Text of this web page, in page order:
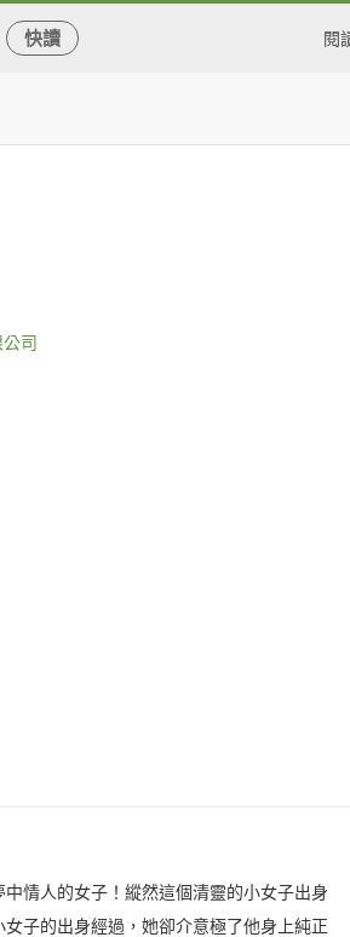
快讀 閱
司
情人的女子！縱然這個清靈的小女子出身
子的出身經過，她卻介意極了他身上純正